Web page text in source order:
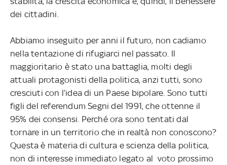
dei cittadini.
Abbiamo inseguito per anni il futuro, non cadiamo
nella tentazione di rifugiarci nel passato. Il
maggioritario è stato una battaglia, molti degli
attuali protagonisti della politica, anzi tutti, sono
cresciuti con l’idea di un Paese bipolare. Sono tutti
figli del referendum Segni del 1991, che ottenne il
95% dei consensi. Perché ora sono tentati dal
tornare in un territorio che in realtà non conoscono?
Questa è materia di cultura e scienza della politica,
non di interesse immediato legato al voto prossimo